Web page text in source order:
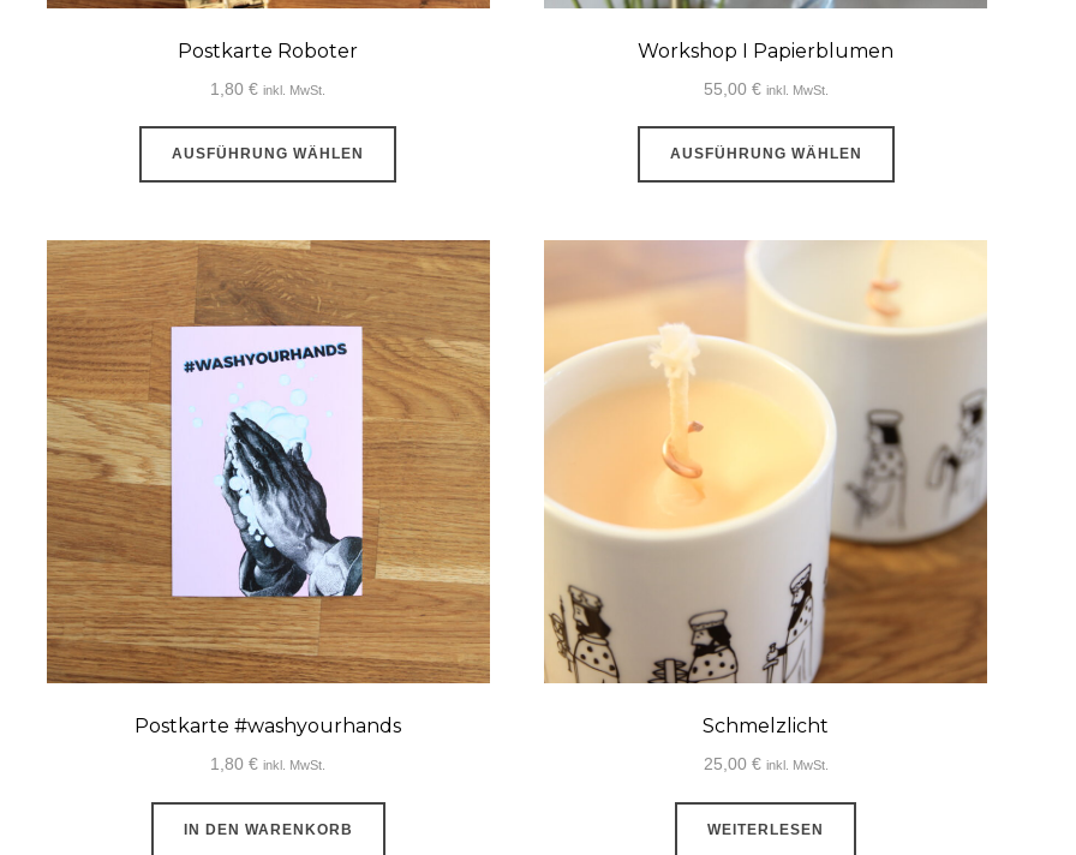
Postkarte Roboter
1,80€ inkl. MwSt.
AUSFÜHRUNG WÄHLEN
Dieses
Varianten
auf.
Die
Optionen
können
auf
der
Produktseite
gewählt
werden
Workshop I Papierblumen
55,00 € inkl. MwSt.
AUSFÜHRUNG WÄHLEN
Dieses
auf.
Die
können
auf
der
Produktseite
gewählt
werden
Postkarte #washyourhands
1,80€ inkl. MwSt.
IN DEN WARENKORB
Schmelzlicht
25,00 € inkl. MwSt.
WEITERLESEN